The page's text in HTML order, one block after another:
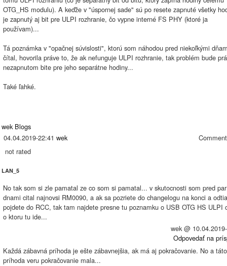
OTG_HS modulu). A keďže v "úspornej sade" sú po resete zapnuté všetky
je zapnutý aj bit pre ULPI rozhranie, čo vypne interné FS PHY (ktoré ja
používam)...
Tá poznámka v "opačnej súvislosti", ktorú som náhodou pred niekoľkými
čítal, hovorila práve to, že ak nefunguje ULPI rozhranie, tak problém bude
nezapnutom bite pre jeho separátne hodiny...
Také ľahké.
wek Blogs
04.04.2019-22:41 wek
not rated
LAN_5
No tak som si zle pamatal ze co som si pamatal... v skutocnosti som pred par
dnami cital najnovsi RM0090, a ak sa pozriete do changelogu na konci a
pojdete do RCC, tak tam najdete presne tu poznamku o USB OTG HS ULPI
o ktoru tu ide...
wek @
Odpovedať na
Každá zábavná príhoda je ešte zábavnejšia, ak má aj pokračovanie. No a táto
príhoda veru pokračovanie mala...